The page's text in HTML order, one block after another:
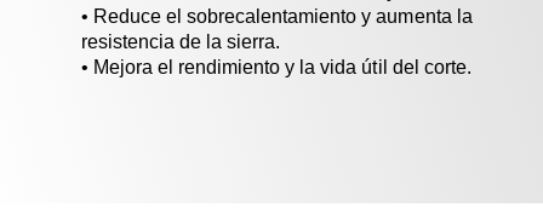
• Reduce el sobrecalentamiento y aumenta la
resistencia de la sierra.
• Mejora el rendimiento y la vida útil del corte.